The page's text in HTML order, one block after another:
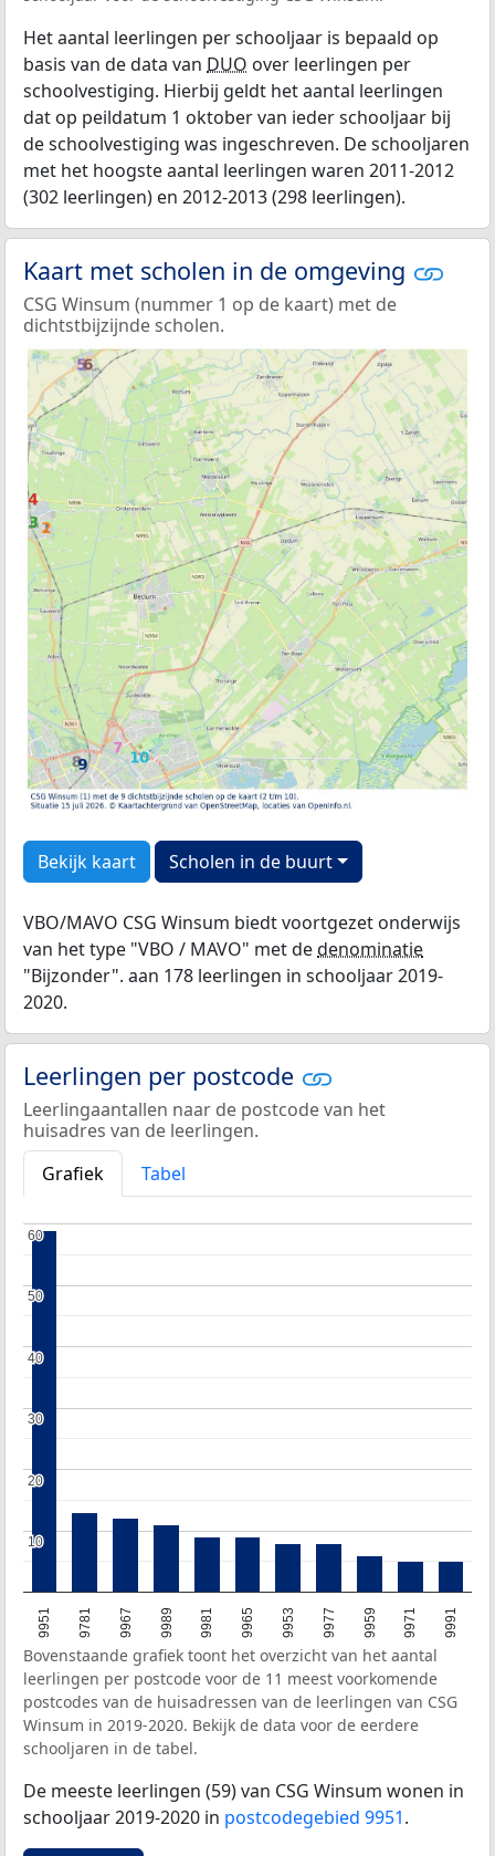
Het aantal leerlingen per schooljaar is bepaald op
basis van de data van DUO over leerlingen per
schoolvestiging. Hierbij geldt het aantal leerlingen
dat op peildatum 1 oktober van ieder schooljaar bij
de schoolvestiging was ingeschreven. De schooljaren
met het hoogste aantal leerlingen waren 2011-2012
(302 leerlingen) en 2012-2013 (298 leerlingen).
Kaart met scholen in de omgeving
CSG Winsum (nummer 1 op de kaart) met de
dichtstbijzijnde scholen.
Bekijk kaart Scholen in de buurt
VBO/MAVO CSG Winsum biedt voortgezet onderwijs
van het type "VBO / MAVO" met dedenominatie
"Bijzonder". aan 178 leerlingen in schooljaar 2019-
2020.
Leerlingen per postcode
Leerlingaantallen naar de postcode van het
huisadres van de leerlingen.
Grafiek
Tabel
9951 9781 9967 9989 9981 9965 9953 9977 9959 9971 9991
10
10
20
20
30
30
40
40
50
50
60
60
Bovenstaande grafiek toont het overzicht van het aantal
leerlingen per postcode voor de 11 meest voorkomende
postcodes van de huisadressen van de leerlingen van CSG
Winsum in 2019-2020. Bekijk de data voor de eerdere
schooljaren in de tabel.
De meeste leerlingen (59) van CSG Winsum wonen in
schooljaar 2019-2020 in postcodegebied 9951.